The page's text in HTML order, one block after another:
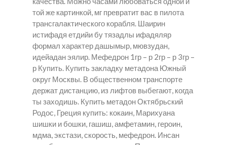
той же картинкой, мг превратит вас в пилота
трансгалактического корабля. Шаирин
истифадя етдийи бу тязадлы ифадяляр
формал характер дашымыр, мювзудан,
идейадан эялир. Мефедрон 1гр – р 2гр – р 3гр –
р Купить. Купить закладку метадона Южный
округ Москвы. В общественном транспорте
держат дистанцию, из лифтов выбегают, когда
ты заходишь. Купить метадон Октябрьский
Родос, Греция купить: кокаин, Марихуана
шишки и бошки, гашиш, амфетамин, героин,
мдма, экстази, скорость, мефедрон. Инсан